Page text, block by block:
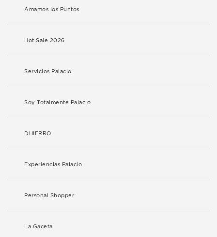
Amamos los Puntos
Hot Sale 2026
Servicios Palacio
Soy Totalmente Palacio
DHIERRO
Experiencias Palacio
Personal Shopper
La Gaceta